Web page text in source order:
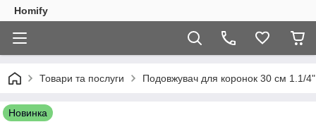
Homify
Товари та послуги Подовжувач для коронок 30 см 1.1/
Новинка